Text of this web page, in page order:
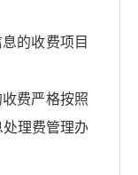
的收费项目
费严格按照
处理费管理办